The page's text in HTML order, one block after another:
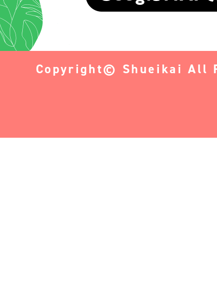
Copyright© Shueikai All